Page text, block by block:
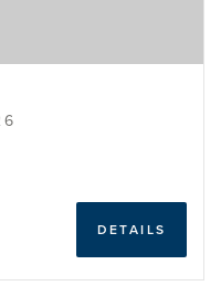
DETAILS